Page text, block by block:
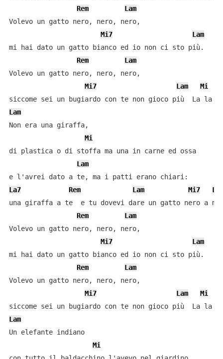
Rem
Lam
Volevo un gatto nero, nero, nero,
Mi7
Lam
mi hai dato un gatto bianco ed io non ci sto più.
Rem
Lam
Volevo un gatto nero, nero, nero,
Mi7
Lam Mi
Lam
Non era una giraffa,
Mi
di plastica o di stoffa ma una in carne ed ossa
Lam
La7
Rem Lam Mi7
una giraffa a te  e tu dovevi dare un gatto nero a
Rem
Lam
Volevo un gatto nero, nero, nero,
Mi7
Lam
mi hai dato un gatto bianco ed io non ci sto più.
Rem
Lam
Volevo un gatto nero, nero, nero,
Mi7
Lam Mi
Lam
Un elefante indiano
Mi